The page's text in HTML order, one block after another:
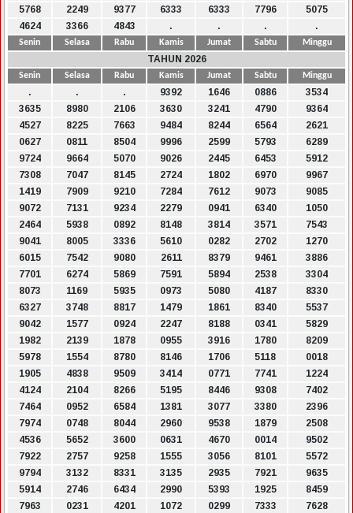
5768
2249 9377 6333 6333 7796
5075
4624
3366 4843 . . . .
Senin Selasa Rabu Kamis Jumat Sabtu Minggu
TAHUN 2026
Senin Selasa Rabu Kamis Jumat Sabtu Minggu
. . . 9392 1646 0886
3534
3635
8980 2106 3630 3241 4790
9364
4527
8225 7663 9484 8244 6564
2621
0627
0811 8504 9996 2599 5793
6289
9724
9664 5070 9026 2445 6453
5912
7308
7047 8145 2724 1802 6970
9967
1419
7909 9210 7284 7612 9073
9085
9072
7131 9234 2279 0941 6340
1050
2464
5938 0892 8148 3814 3571
7543
9041
8005 3336 5610 0282 2702
1270
6015
7542 9080 2611 8379 9461
3886
7701
6274 5869 7591 5894 2538
3304
8073
1169 5935 0973 5080 4187
8330
6327
3748 8817 1479 1861 8340
5537
9042
1577 0924 2247 8188 0341
5829
1982
2139 1878 0955 3916 1780
8209
5978
1554 8780 8146 1706 5118
0018
1905
4838 9509 3414 0771 7741
1224
4124
2104 8266 5195 8446 9308
7402
7464
0952 6584 1381 3077 3380
2396
7974
0748 8044 2960 9538 1879
2508
4536
5652 3600 0631 4670 0014
9502
7922
2757 9258 1555 3056 8101
5572
9794
3132 8331 3135 2935 7921
9635
5914
2746 6434 2990 5393 1925
8459
7963
0231 4201 1072 0299 7333
7628